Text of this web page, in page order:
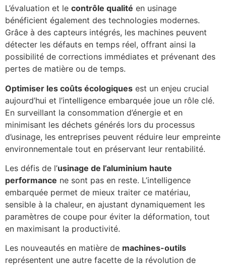
L’évaluation et le contrôle qualité en usinage
bénéficient également des technologies modernes.
Grâce à des capteurs intégrés, les machines peuvent
détecter les défauts en temps réel, offrant ainsi la
possibilité de corrections immédiates et prévenant des
pertes de matière ou de temps.
Optimiser les coûts écologiques est un enjeu crucial
aujourd’hui et l’intelligence embarquée joue un rôle clé.
En surveillant la consommation d’énergie et en
minimisant les déchets générés lors du processus
d’usinage, les entreprises peuvent réduire leur empreinte
environnementale tout en préservant leur rentabilité.
Les défis de l’usinage de l’aluminium haute
performance ne sont pas en reste. L’intelligence
embarquée permet de mieux traiter ce matériau,
sensible à la chaleur, en ajustant dynamiquement les
paramètres de coupe pour éviter la déformation, tout
en maximisant la productivité.
Les nouveautés en matière de machines-outils
représentent une autre facette de la révolution de